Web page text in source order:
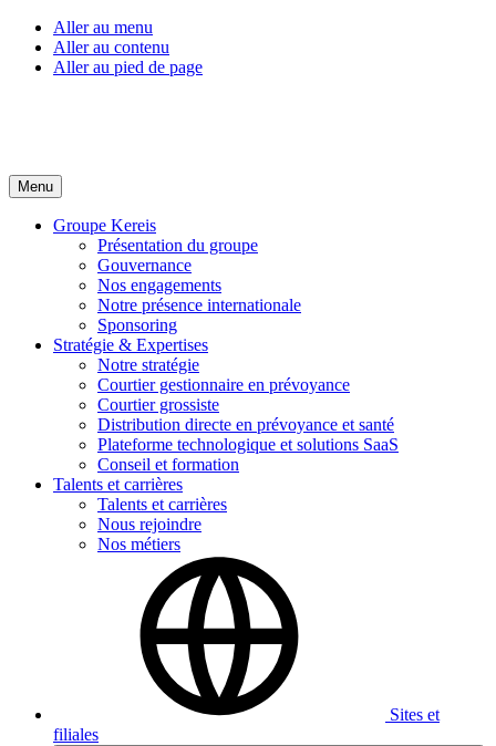
Aller au menu
Aller au contenu
Aller au pied de page
Menu
Groupe Kereis
Présentation du groupe
Gouvernance
Nos engagements
Notre présence internationale
Sponsoring
Stratégie & Expertises
Notre stratégie
Courtier gestionnaire en prévoyance
Courtier grossiste
Distribution directe en prévoyance et santé
Plateforme technologique et solutions SaaS
Conseil et formation
Talents et carrières
Talents et carrières
Nous rejoindre
Nos métiers
Sites et
filiales